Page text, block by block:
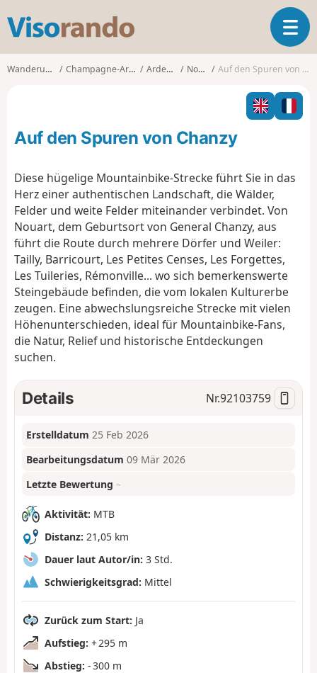
s
o
T
o
l
n
g
Wanderungen Champagne-Ardenne Ardennes Nouart Auf den Spuren von Chanzy
Auf den Spuren von Chanzy
Diese hügelige Mountainbike-Strecke führt Sie in das
Herz einer authentischen Landschaft, die Wälder,
Felder und weite Felder miteinander verbindet. Von
Nouart, dem Geburtsort von General Chanzy, aus
führt die Route durch mehrere Dörfer und Weiler:
Tailly, Barricourt, Les Petites Censes, Les Forgettes,
Les Tuileries, Rémonville... wo sich bemerkenswerte
Steingebäude befinden, die vom lokalen Kulturerbe
zeugen. Eine abwechslungsreiche Strecke mit vielen
Höhenunterschieden, ideal für Mountainbike-Fans,
die Natur, Relief und historische Entdeckungen
suchen.
Details Nr.92103759
Erstelldatum 25 Feb 2026
Bearbeitungsdatum 09 Mär 2026
Letzte Bewertung –
Aktivität: MTB
Distanz: 21,05 km
Dauer laut Autor/in: 3 Std.
Schwierigkeitsgrad: Mittel
Zurück zum Start: Ja
Aufstieg: + 295 m
Abstieg: - 300 m